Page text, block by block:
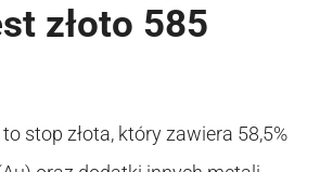
złoto 585
stop złota, który zawiera 58,5%